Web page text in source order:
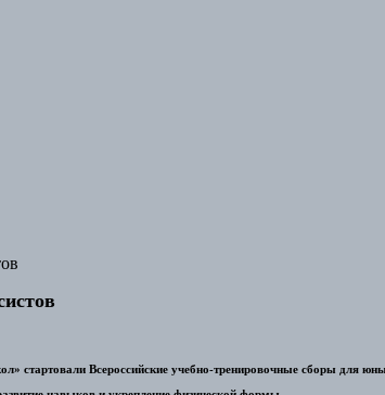
стартовали Всероссийские учебно-тренировочные сборы для